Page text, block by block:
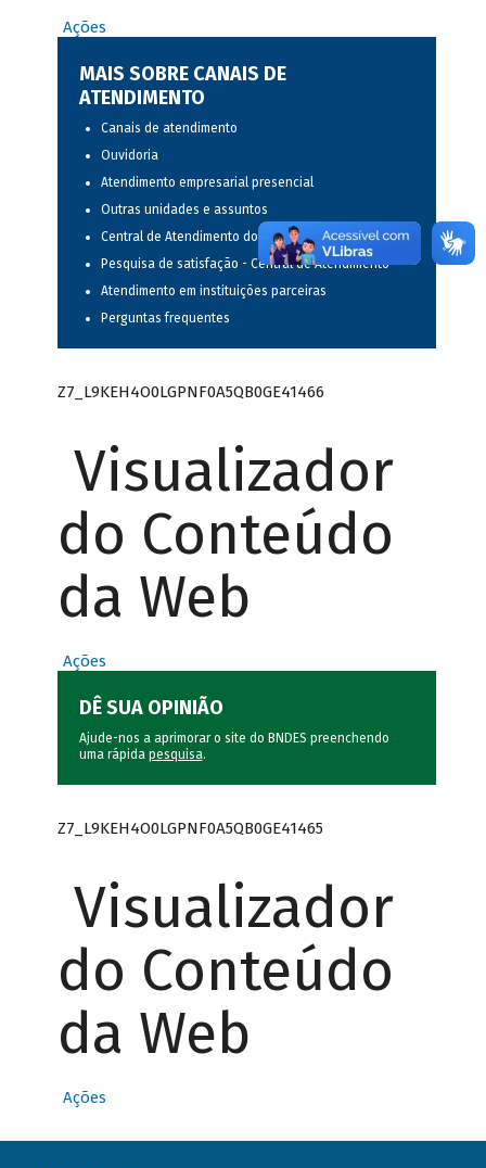
Ações
MAIS SOBRE CANAIS DE
ATENDIMENTO
Canais de atendimento
Ouvidoria
Atendimento empresarial presencial
Outras unidades e assuntos
Central de Atendimento do BNDES
Pesquisa de satisfação - Central de Atendimento
Atendimento em instituições parceiras
Perguntas frequentes
Z7_L9KEH4O0LGPNF0A5QB0GE41466
Visualizador
do Conteúdo
da Web
Ações
DÊ SUA OPINIÃO
Ajude-nos a aprimorar o site do BNDES preenchendo
uma rápida pesquisa.
Z7_L9KEH4O0LGPNF0A5QB0GE41465
Visualizador
do Conteúdo
da Web
Ações